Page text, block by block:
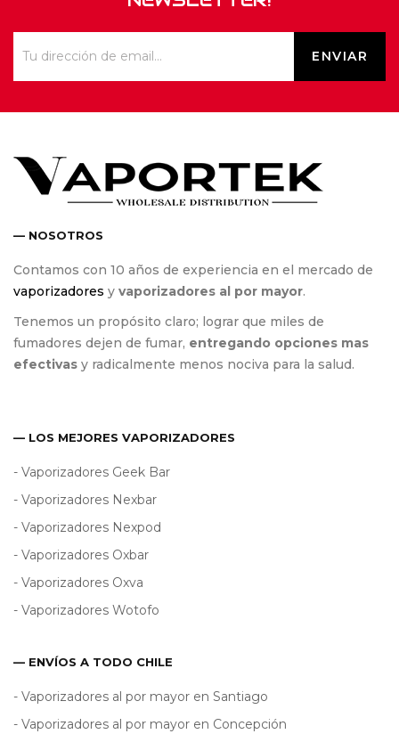
— NOSOTROS
Contamos con 10 años de experiencia en el mercado de
vaporizadores y vaporizadores al por mayor.
Tenemos un propósito claro; lograr que miles de
fumadores dejen de fumar, entregando opciones mas
efectivas y radicalmente menos nociva para la salud.
— LOS MEJORES VAPORIZADORES
- Vaporizadores Geek Bar
- Vaporizadores Nexbar
- Vaporizadores Nexpod
- Vaporizadores Oxbar
- Vaporizadores Oxva
- Vaporizadores Wotofo
— ENVÍOS A TODO CHILE
- Vaporizadores al por mayor en Santiago
- Vaporizadores al por mayor en Concepción